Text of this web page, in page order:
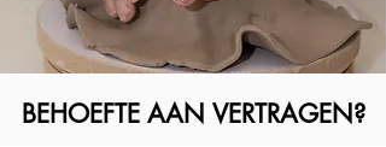
BEHOEFTE AAN VERTRAGEN?
BEHOEFTE AAN VERTRAGEN?